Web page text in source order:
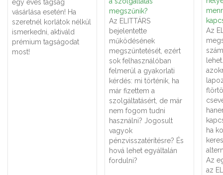
egy éves tagság
vásárlása esetén! Ha
szeretnél korlátok nélkül
ismerkedni, aktiváld
prémium tagságodat
most!
megszűnik?
Az ELITTÁRS
bejelentette
működésének
megszüntetését, ezért
sok felhasználóban
felmerül a gyakorlati
kérdés: mi történik, ha
már fizettem a
szolgáltatásért, de már
nem fogom tudni
használni? Jogosult
vagyok
pénzvisszatérítésre? És
hová lehet egyáltalán
fordulni?
Az
ha
Az
az